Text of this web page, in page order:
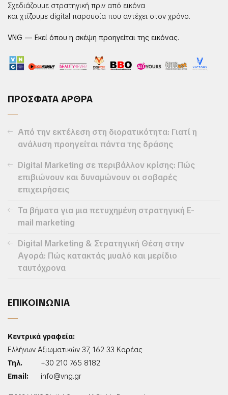
Σχεδιάζουμε στρατηγική πριν από εικόνα
και χτίζουμε digital παρουσία που αντέχει στον χρόνο.
VNG — Εκεί όπου η σκέψη προηγείται της εικόνας.
ΠΡΟΣΦΑΤΑ ΑΡΘΡΑ
Από την εκτέλεση στη διορατικότητα: Γιατί η
ανάλυση προηγείται πάντα της δράσης
Digital Marketing σε περιβάλλον κρίσης: Πώς
επιβιώνουν και δυναμώνουν οι σοβαρές
επιχειρήσεις
Τα βήματα για μια πετυχημένη στρατηγική E-
mail marketing
Digital Marketing & Στρατηγική Θέση στην
Αγορά: Πώς κατακτάς μυαλό και μερίδιο
ταυτόχρονα
ΕΠΙΚΟΙΝΩΝΙΑ
Κεντρικά γραφεία:
Ελλήνων Αξιωματικών 37, 162 33 Καρέας
Τηλ.
+30 210 765 8182
Email:
info@vng.gr